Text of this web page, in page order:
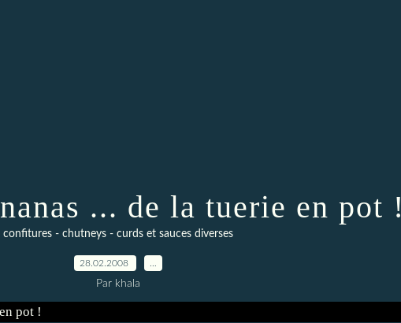
... de la tuerie en pot !
confitures - chutneys - curds et sauces diverses
28.02.2008
Par khala